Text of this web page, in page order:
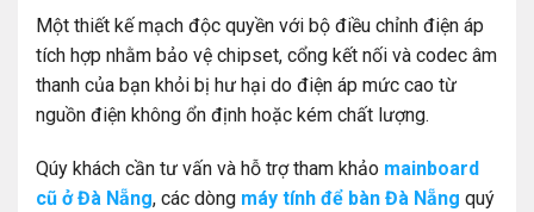
Một thiết kế mạch độc quyền với bộ điều chỉnh điện áp
tích hợp nhằm bảo vệ chipset, cổng kết nối và codec âm
thanh của bạn khỏi bị hư hại do điện áp mức cao từ
nguồn điện không ổn định hoặc kém chất lượng.
Qúy khách cần tư vấn và hỗ trợ tham khảo mainboard
cũ ở Đà Nẵng, các dòng máy tính để bàn Đà Nẵng quý